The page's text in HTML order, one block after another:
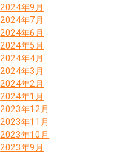
2024年9月
2024年7月
2024年6月
2024年5月
2024年4月
2024年3月
2024年2月
2024年1月
2023年12月
2023年11月
2023年10月
2023年9月